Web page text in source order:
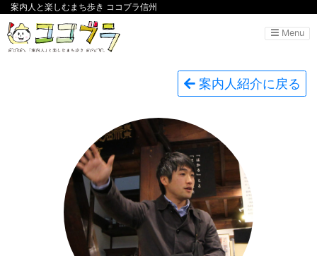
案内人と楽しむまち歩き ココブラ信州
Menu
案内人紹介に戻る